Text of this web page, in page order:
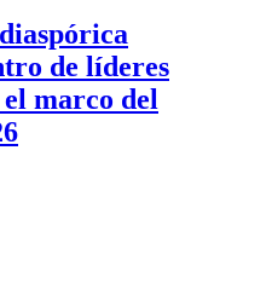
de líderes
el marco del